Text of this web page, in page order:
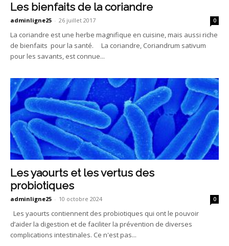
Les bienfaits de la coriandre
adminligne25 - 26 juillet 2017 0
La coriandre est une herbe magnifique en cuisine, mais aussi riche
de bienfaits pour la santé. La coriandre, Coriandrum sativum
pour les savants, est connue...
Les yaourts et les vertus des
probiotiques
adminligne25 - 10 octobre 2024 0
Les yaourts contiennent des probiotiques qui ont le pouvoir
d’aider la digestion et de faciliter la prévention de diverses
complications intestinales. Ce n'est pas...